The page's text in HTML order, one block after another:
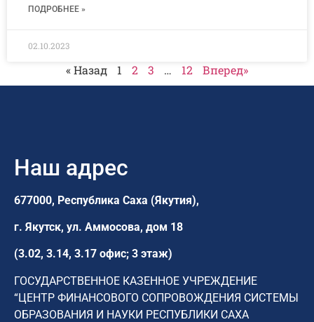
ПОДРОБНЕЕ »
02.10.2023
« Назад 1 2 3 … 12 Вперед»
Наш адрес
677000, Республика Саха (Якутия),
г. Якутск, ул. Аммосова, дом 18
(3.02, 3.14, 3.17 офис; 3 этаж)
ГОСУДАРСТВЕННОЕ КАЗЕННОЕ УЧРЕЖДЕНИЕ
“ЦЕНТР ФИНАНСОВОГО СОПРОВОЖДЕНИЯ СИСТЕМЫ
ОБРАЗОВАНИЯ И НАУКИ РЕСПУБЛИКИ САХА